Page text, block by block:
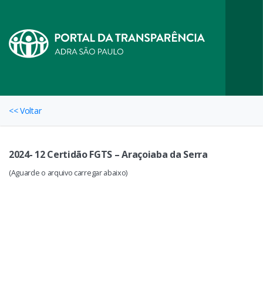
<< Voltar
2024- 12 Certidão FGTS – Araçoiaba da Serra
(Aguarde o arquivo carregar abaixo)